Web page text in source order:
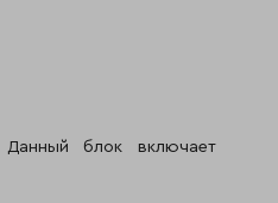
Данный блок включает